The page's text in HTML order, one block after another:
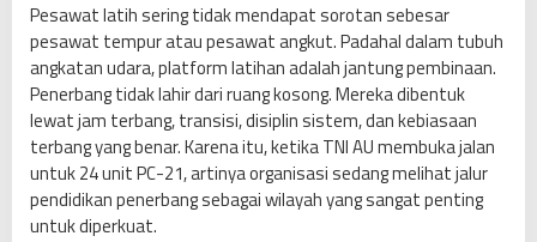
Pesawat latih sering tidak mendapat sorotan sebesar
pesawat tempur atau pesawat angkut. Padahal dalam tubuh
angkatan udara, platform latihan adalah jantung pembinaan.
Penerbang tidak lahir dari ruang kosong. Mereka dibentuk
lewat jam terbang, transisi, disiplin sistem, dan kebiasaan
terbang yang benar. Karena itu, ketika TNI AU membuka jalan
untuk 24 unit PC-21, artinya organisasi sedang melihat jalur
pendidikan penerbang sebagai wilayah yang sangat penting
untuk diperkuat.